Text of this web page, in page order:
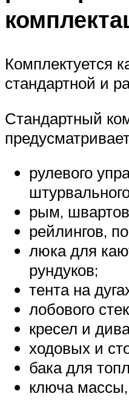
Комплектуется
стандартной и
Стандартный
рулевого
рым,
рейлингов,
люка для
рундуков;
тента на
лобового
кресел и
ходовых и
бака для
ключа